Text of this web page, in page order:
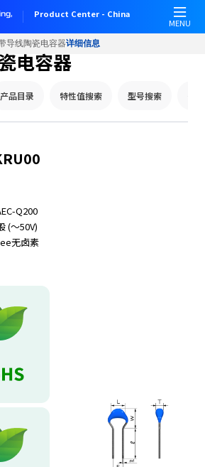
Product Center - China
MENU
导线陶瓷电容器详细信息
电容器
产品目录 特性值搜索 型号搜索
Q200
(～50V)
无卤素